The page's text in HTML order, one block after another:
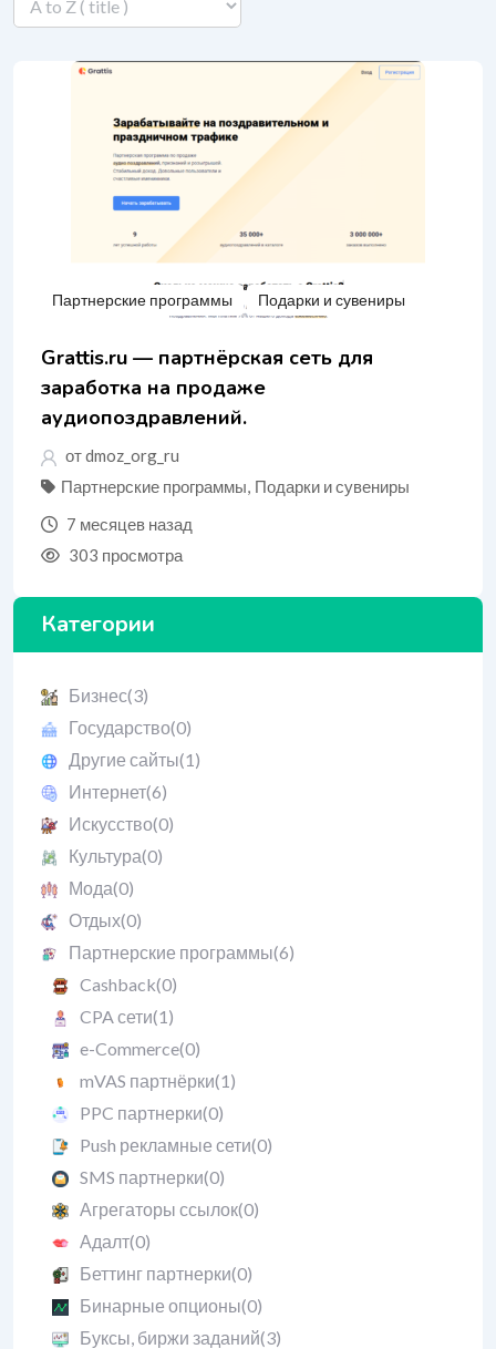
Партнерские программы Подарки и сувениры
Grattis.ru — партнёрская сеть для
заработка на продаже
аудиопоздравлений.
от dmoz_org_ru
Партнерские программы, Подарки и сувениры
7 месяцев назад
303 просмотра
Категории
Бизнес(3)
Государство(0)
Другие сайты(1)
Интернет(6)
Искусство(0)
Культура(0)
Мода(0)
Отдых(0)
Партнерские программы(6)
Cashback(0)
CPA сети(1)
e-Commerce(0)
mVAS партнёрки(1)
PPC партнерки(0)
Push рекламные сети(0)
SMS партнерки(0)
Агрегаторы ссылок(0)
Адалт(0)
Беттинг партнерки(0)
Бинарные опционы(0)
Буксы, биржи заданий(3)